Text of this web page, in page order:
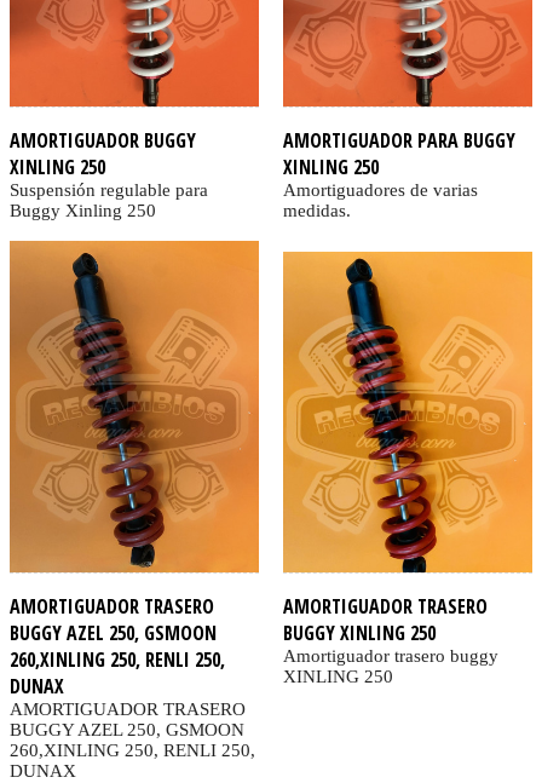
AMORTIGUADOR BUGGY
XINLING 250
Suspensión regulable para
Buggy Xinling 250
AMORTIGUADOR PARA BUGGY
XINLING 250
Amortiguadores de varias
medidas.
AMORTIGUADOR TRASERO
BUGGY AZEL 250, GSMOON
260,XINLING 250, RENLI 250,
DUNAX
AMORTIGUADOR TRASERO
BUGGY AZEL 250, GSMOON
260,XINLING 250, RENLI 250,
DUNAX
AMORTIGUADOR TRASERO
BUGGY XINLING 250
Amortiguador trasero buggy
XINLING 250